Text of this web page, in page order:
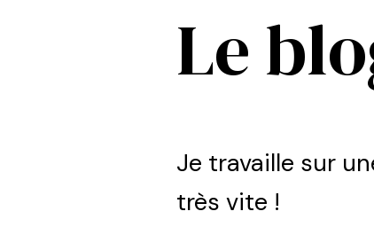
Le
Je travaille sur
très vite !